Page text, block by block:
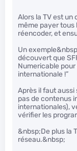
Alors la TV est
même payer tous
réencoder, et
Un
découvert que
Numericable
internationale !”
Après il faut aussi
pas de contenus
internationales),
vérifier les
&nbsp;De plus la
réseau.&nbsp;